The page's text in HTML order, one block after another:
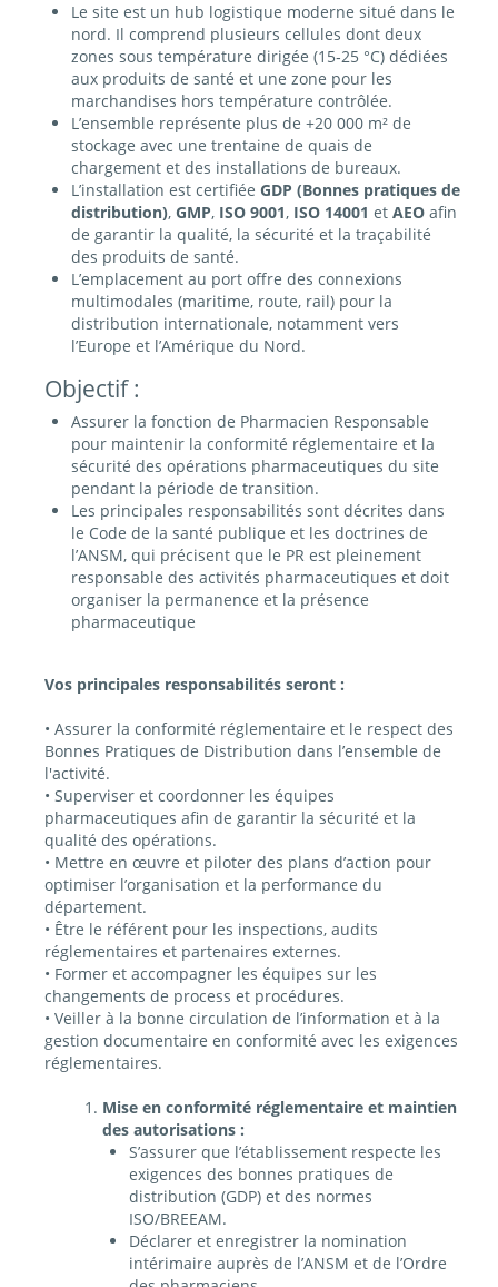
Le site est un hub logistique moderne situé dans le
nord. Il comprend plusieurs cellules dont deux
zones sous température dirigée (15‑25 °C) dédiées
aux produits de santé et une zone pour les
marchandises hors température contrôlée.
L’ensemble représente plus de +20 000 m² de
stockage avec une trentaine de quais de
chargement et des installations de bureaux.
L’installation est certifiée GDP (Bonnes pratiques de
distribution), GMP, ISO 9001, ISO 14001 et AEOafin
de garantir la qualité, la sécurité et la traçabilité
des produits de santé.
L’emplacement au port offre des connexions
multimodales (maritime, route, rail) pour la
distribution internationale, notamment vers
l’Europe et l’Amérique du Nord.
Objectif :
Assurer la fonction de Pharmacien Responsable
pour maintenir la conformité réglementaire et la
sécurité des opérations pharmaceutiques du site
pendant la période de transition.
Les principales responsabilités sont décrites dans
le Code de la santé publique et les doctrines de
l’ANSM, qui précisent que le PR est pleinement
responsable des activités pharmaceutiques et doit
organiser la permanence et la présence
pharmaceutique
Vos principales responsabilités seront :
• Assurer la conformité réglementaire et le respect des
Bonnes Pratiques de Distribution dans l’ensemble de
l'activité.
• Superviser et coordonner les équipes
pharmaceutiques afin de garantir la sécurité et la
qualité des opérations.
• Mettre en œuvre et piloter des plans d’action pour
optimiser l’organisation et la performance du
département.
• Être le référent pour les inspections, audits
réglementaires et partenaires externes.
• Former et accompagner les équipes sur les
changements de process et procédures.
• Veiller à la bonne circulation de l’information et à la
gestion documentaire en conformité avec les exigences
réglementaires.
Mise en conformité réglementaire et maintien
des autorisations :
S’assurer que l’établissement respecte les
exigences des bonnes pratiques de
distribution (GDP) et des normes
ISO/BREEAM.
Déclarer et enregistrer la nomination
intérimaire auprès de l’ANSM et de l’Ordre